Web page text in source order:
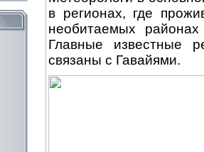
в регионах, где
необитаемых
Главные известные
связаны с Гавайями.